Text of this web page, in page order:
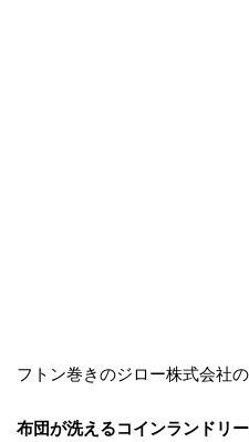
フトン巻きのジロー株式会社
布団が洗えるコインランドリ